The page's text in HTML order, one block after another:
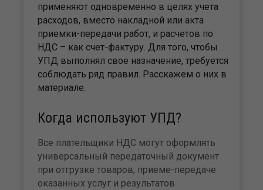
применяют одновременно в целях учета
расходов, вместо накладной или акта
приемки-передачи работ, и расчетов по
НДС – как счет-фактуру. Для того, чтобы
УПД выполнял свое назначение, требуется
соблюдать ряд правил. Расскажем о них в
материале.
Когда используют УПД?
Все плательщики НДС могут оформлять
универсальный передаточный документ
при отгрузке товаров, приеме-передаче
оказанных услуг и результатов